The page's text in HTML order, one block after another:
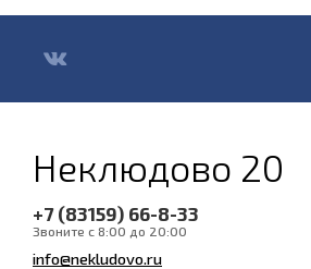
Неклюдово 20
+7 (83159) 66-8-33
Звоните с 8:00 до 20:00
info@nekludovo.ru